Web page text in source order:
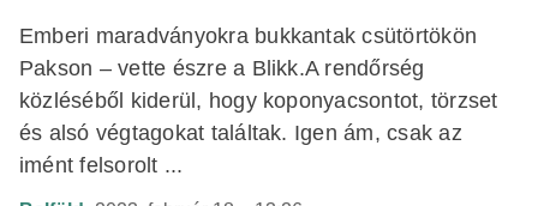
Emberi maradványokra bukkantak csütörtökön
Pakson – vette észre a Blikk.A rendőrség
közléséből kiderül, hogy koponyacsontot, törzset
és alsó végtagokat találtak. Igen ám, csak az
imént felsorolt ...